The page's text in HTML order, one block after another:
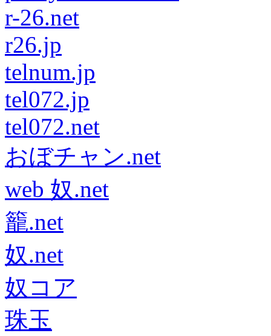
r-26.net
r26.jp
telnum.jp
tel072.jp
tel072.net
おぼチャン.net
web 奴.net
籠.net
奴.net
奴コア
珠玉